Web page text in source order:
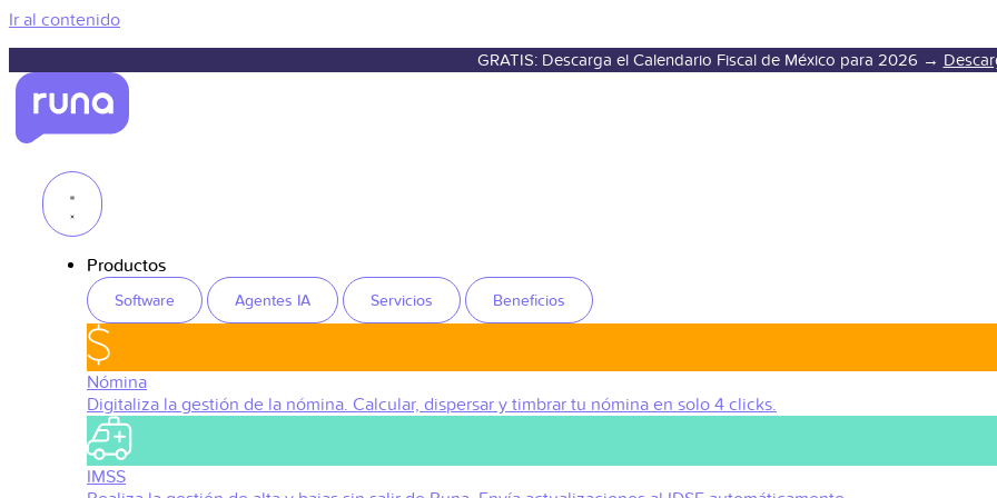
Ir al contenido
GRATIS: Descarga el Calendario Fiscal de México para 2026 →
Productos
Software Agentes IA Servicios Beneficios
Nómina
Digitaliza la gestión de la nómina. Calcular, dispersar y timbrar tu nómina en solo 4 clicks.
IMSS